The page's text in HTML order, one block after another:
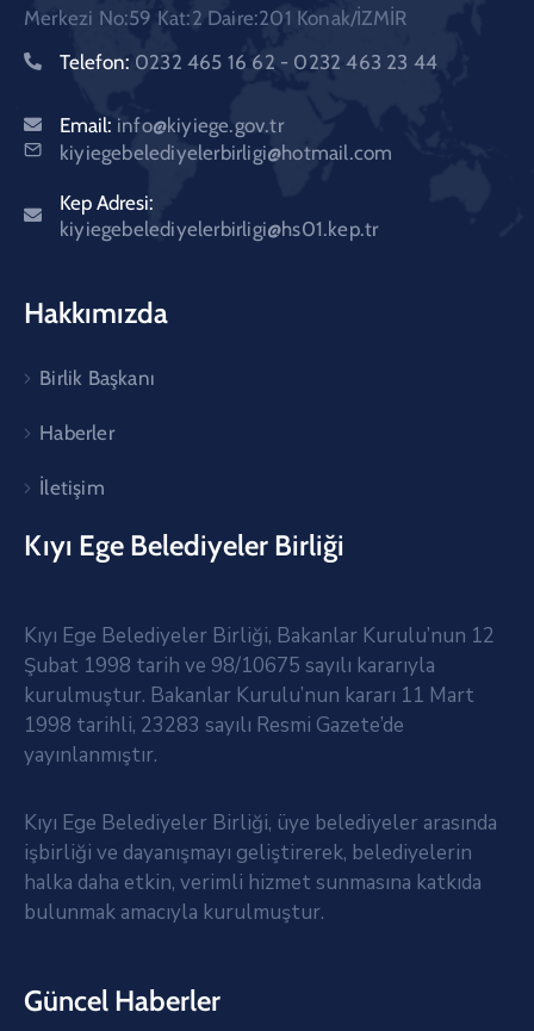
Merkezi No:59 Kat:2 Daire:201 Konak/İZMİR
Telefon: 0232 465 16 62 - 0232 463 23 44
Email: info@kiyiege.gov.tr
kiyiegebelediyelerbirligi@hotmail.com
Kep Adresi:
kiyiegebelediyelerbirligi@hs01.kep.tr
Hakkımızda
Birlik Başkanı
Haberler
İletişim
Kıyı Ege Belediyeler Birliği
Kıyı Ege Belediyeler Birliği, Bakanlar Kurulu’nun 12
Şubat 1998 tarih ve 98/10675 sayılı kararıyla
kurulmuştur. Bakanlar Kurulu’nun kararı 11 Mart
1998 tarihli, 23283 sayılı Resmi Gazete’de
yayınlanmıştır.
Kıyı Ege Belediyeler Birliği, üye belediyeler arasında
işbirliği ve dayanışmayı geliştirerek, belediyelerin
halka daha etkin, verimli hizmet sunmasına katkıda
bulunmak amacıyla kurulmuştur.
Güncel Haberler